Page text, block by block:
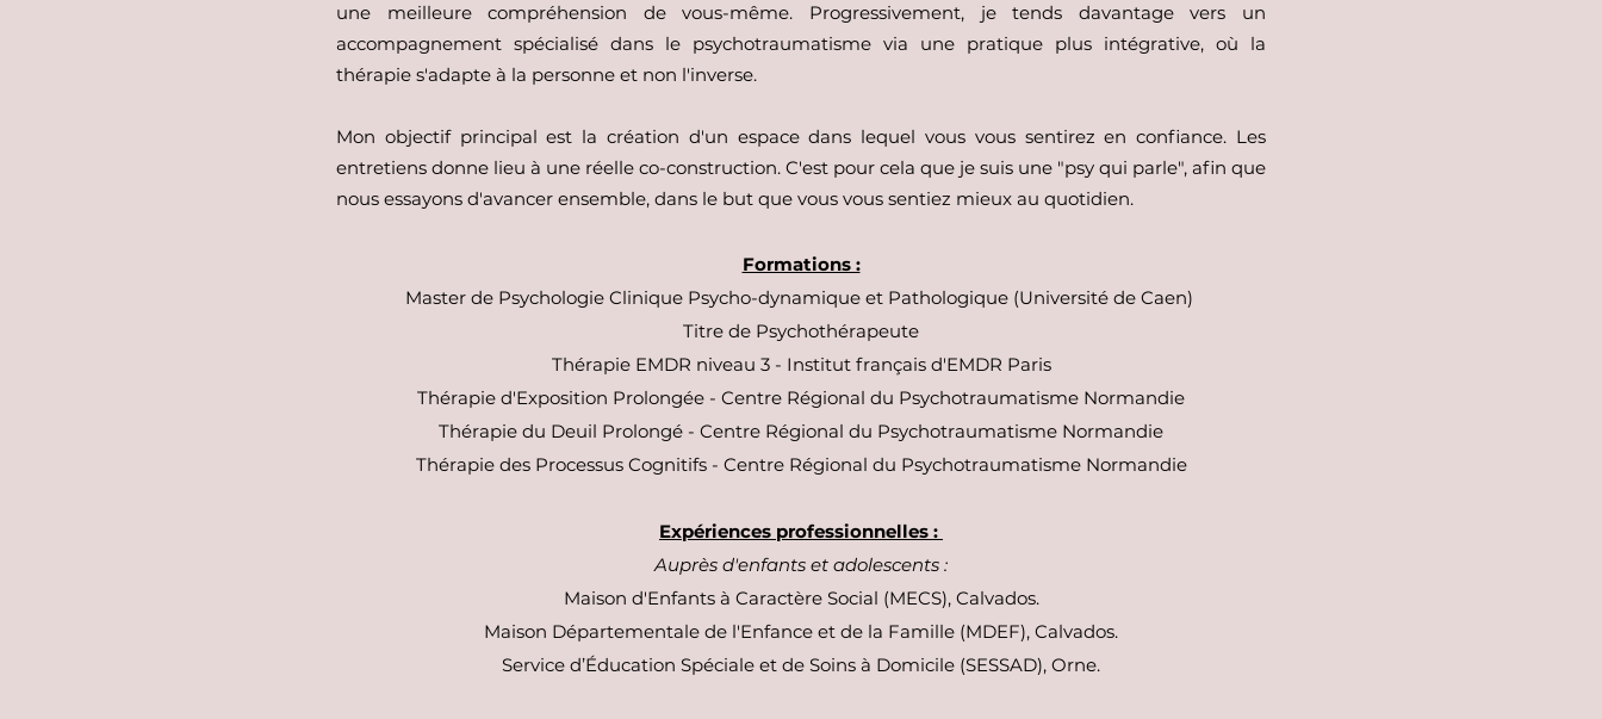
une meilleure compréhension de vous-même. Progressivement, je tends davantage vers un
accompagnement spécialisé dans le psychotraumatisme via une pratique plus intégrative, où la
thérapie s'adapte à la personne et non l'inverse.
Mon objectif principal est la création d'un espace dans lequel vous vous sentirez en confiance. Les
entretiens donne lieu à une réelle co-construction. C'est pour cela que je suis une "psy qui parle", afin que
nous essayons d'avancer ensemble, dans le but que vous vous sentiez mieux au quotidien.
Formations :
Master de Psychologie Clinique Psycho-dynamique et Pathologique (Université de Caen)
Titre de Psychothérapeute
Thérapie EMDR niveau 3 - Institut français d'EMDR Paris
Thérapie d'Exposition Prolongée - Centre Régional du Psychotraumatisme Normandie
Thérapie du Deuil Prolongé - Centre Régional du Psychotraumatisme Normandie
Thérapie des Processus Cognitifs - Centre Régional du Psychotraumatisme Normandie
Expériences professionnelles :
Auprès d'enfants et adolescents :
Maison d'Enfants à Caractère Social (MECS), Calvados.
Maison Départementale de l'Enfance et de la Famille (MDEF), Calvados.
Service d’Éducation Spéciale et de Soins à Domicile (SESSAD), Orne.